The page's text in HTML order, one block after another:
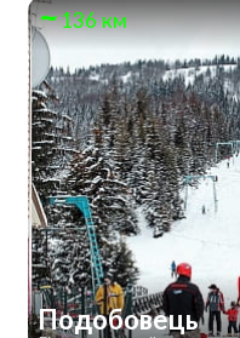
136 км
Подобовець